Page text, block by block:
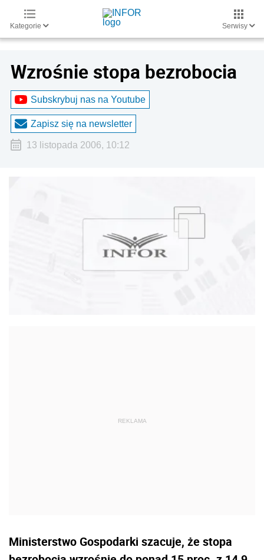
Kategorie Serwisy
Wzrośnie stopa bezrobocia
Subskrybuj nas na Youtube
Zapisz się na newsletter
13 listopada 2006, 10:12
Ministerstwo Gospodarki szacuje, że stopa